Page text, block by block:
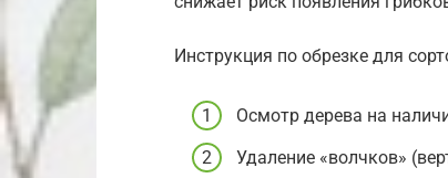
Инструкция по обрезке для
Осмотр дерева на
Удаление «волчков»